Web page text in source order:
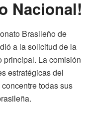
Nacional!
Brasileño de
a la solicitud de la
principal. La comisión
estratégicas del
todas sus